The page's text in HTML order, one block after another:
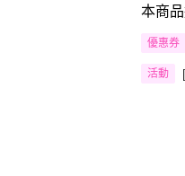
本商
優惠券
活動